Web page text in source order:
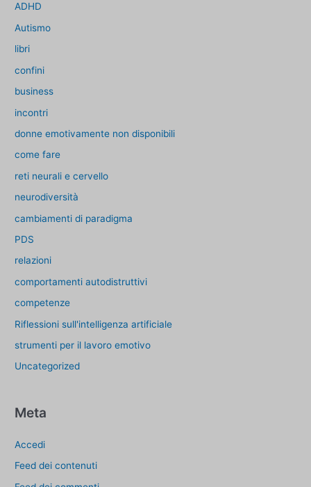
ADHD
Autismo
libri
confini
business
incontri
donne emotivamente non disponibili
come fare
reti neurali e cervello
neurodiversità
cambiamenti di paradigma
PDS
relazioni
comportamenti autodistruttivi
competenze
Riflessioni sull'intelligenza artificiale
strumenti per il lavoro emotivo
Uncategorized
Meta
Accedi
Feed dei contenuti